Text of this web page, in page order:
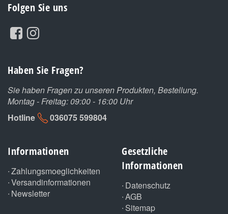
Folgen Sie uns
Haben Sie Fragen?
Sie haben Fragen zu unseren Produkten, Bestellung.
Montag - Freitag: 09:00 - 16:00 Uhr
Hotline
036075 599804
Informationen
Zahlungsmoeglichkeiten
Versandinformationen
Newsletter
Gesetzliche
Informationen
Datenschutz
AGB
Sitemap